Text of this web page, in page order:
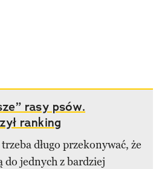
rasy psów.
ranking
długo przekonywać, że
do jednych z bardziej